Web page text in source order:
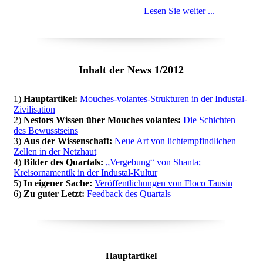
Lesen Sie weiter ...
Inhalt der News 1/2012
1) Hauptartikel: Mouches-volantes-Strukturen in der Industal-
Zivilisation
2) Nestors Wissen über Mouches volantes: Die Schichten
des Bewusstseins
3) Aus der Wissenschaft: Neue Art von lichtempfindlichen
Zellen in der Netzhaut
4) Bilder des Quartals: „Vergebung“ von Shanta;
Kreisornamentik in der Industal-Kultur
5) In eigener Sache: Veröffentlichungen von Floco Tausin
6) Zu guter Letzt: Feedback des Quartals
Hauptartikel